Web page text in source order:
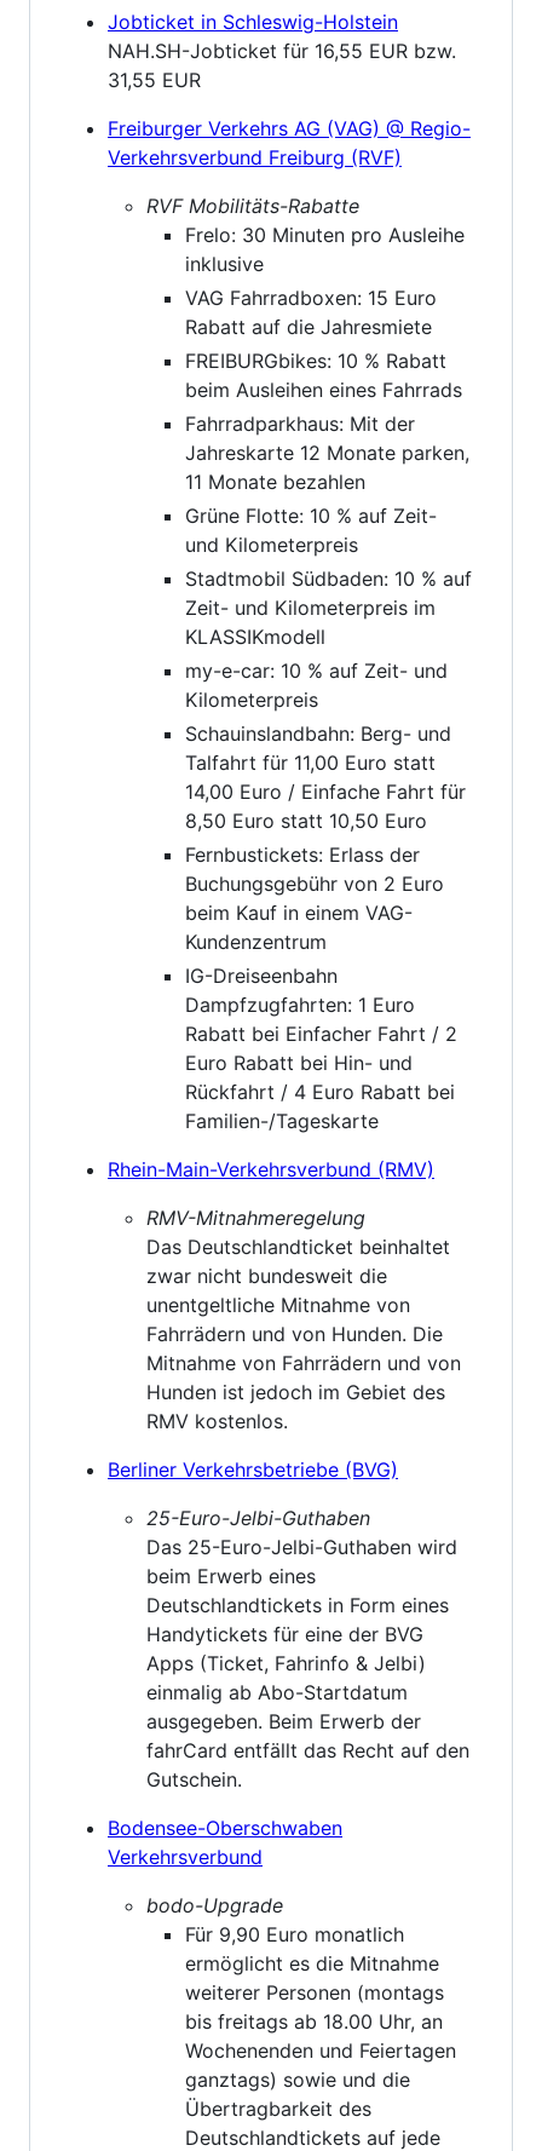
Jobticket in Schleswig-Holstein
NAH.SH-Jobticket für 16,55 EUR bzw.
31,55 EUR
Freiburger Verkehrs AG (VAG) @ Regio-
Verkehrsverbund Freiburg (RVF)
RVF Mobilitäts-Rabatte
Frelo: 30 Minuten pro Ausleihe
inklusive
VAG Fahrradboxen: 15 Euro
Rabatt auf die Jahresmiete
FREIBURGbikes: 10 % Rabatt
beim Ausleihen eines Fahrrads
Fahrradparkhaus: Mit der
Jahreskarte 12 Monate parken,
11 Monate bezahlen
Grüne Flotte: 10 % auf Zeit-
und Kilometerpreis
Stadtmobil Südbaden: 10 % auf
Zeit- und Kilometerpreis im
KLASSIKmodell
my-e-car: 10 % auf Zeit- und
Kilometerpreis
Schauinslandbahn: Berg- und
Talfahrt für 11,00 Euro statt
14,00 Euro / Einfache Fahrt für
8,50 Euro statt 10,50 Euro
Fernbustickets: Erlass der
Buchungsgebühr von 2 Euro
beim Kauf in einem VAG-
Kundenzentrum
IG-Dreiseenbahn
Dampfzugfahrten: 1 Euro
Rabatt bei Einfacher Fahrt / 2
Euro Rabatt bei Hin- und
Rückfahrt / 4 Euro Rabatt bei
Familien-/Tageskarte
Rhein-Main-Verkehrsverbund (RMV)
RMV-Mitnahmeregelung
Das Deutschlandticket beinhaltet
zwar nicht bundesweit die
unentgeltliche Mitnahme von
Fahrrädern und von Hunden. Die
Mitnahme von Fahrrädern und von
Hunden ist jedoch im Gebiet des
RMV kostenlos.
Berliner Verkehrsbetriebe (BVG)
25-Euro-Jelbi-Guthaben
Das 25-Euro-Jelbi-Guthaben wird
beim Erwerb eines
Deutschlandtickets in Form eines
Handytickets für eine der BVG
Apps (Ticket, Fahrinfo & Jelbi)
einmalig ab Abo-Startdatum
ausgegeben. Beim Erwerb der
fahrCard entfällt das Recht auf den
Gutschein.
Bodensee-Oberschwaben
Verkehrsverbund
bodo-Upgrade
Für 9,90 Euro monatlich
ermöglicht es die Mitnahme
weiterer Personen (montags
bis freitags ab 18.00 Uhr, an
Wochenenden und Feiertagen
ganztags) sowie und die
Übertragbarkeit des
Deutschlandtickets auf jede